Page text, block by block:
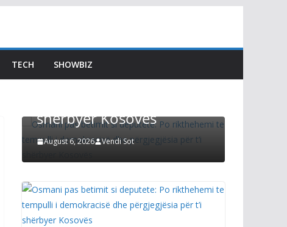
TECH SHOWBIZ
Osmani pas betimit si
deputete: Po rikthehemi
te tempulli i demokracisë
shërbyer Kosovës
August 6, 2026 Vendi Sot